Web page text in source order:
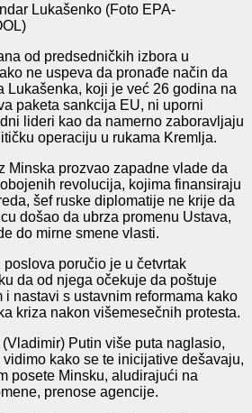
Lukašenko (Foto EPA-
od predsedničkih izbora u
ne uspeva da pronađe način da
Lukašenka, koji je već 26 godina na
paketa sankcija EU, ni uporni
lideri kao da namerno zaboravljaju
operaciju u rukama Kremlja.
Minska prozvao zapadne vlade da
revolucija, kojima finansiraju
šef ruske diplomatije ne krije da
došao da ubrza promenu Ustava,
do mirne smene vlasti.
poručio je u četvrtak
da od njega očekuje da poštuje
i nastavi s ustavnim reformama kako
kriza nakon višemesečnih protesta.
Putin više puta naglasio,
kako se te inicijative dešavaju,
posete Minsku, aludirajući na
prenose agencije.